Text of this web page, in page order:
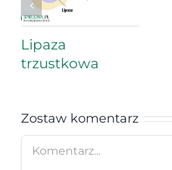
Lipaza
trzustkowa
Zostaw komentarz